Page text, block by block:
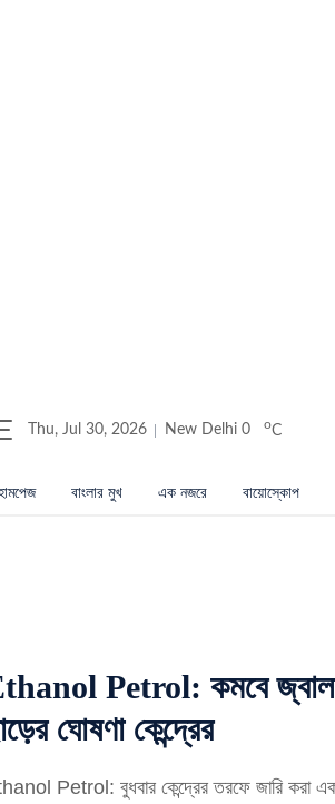
Thu, Jul 30, 2026 New Delhi 0 oC
বাংলার মুখ এক নজরে বায়োস্কোপ
Petrol: কমবে
ঘোষণা কেন্দ্রের
Petrol: বুধবার কেন্দ্রের তরফে জারি করা